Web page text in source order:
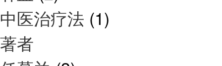
中医治疗法 (1)
著者